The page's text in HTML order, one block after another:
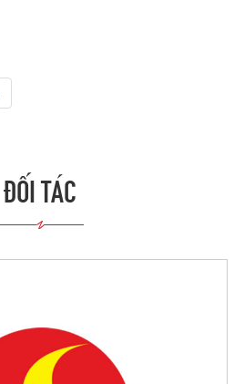
ĐỐI TÁC